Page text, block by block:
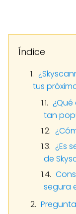
Índice
tus
¿Qué
tan
¿Es
de
segura